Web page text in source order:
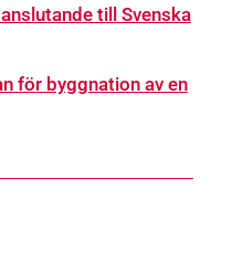
till Svenska
för byggnation av en